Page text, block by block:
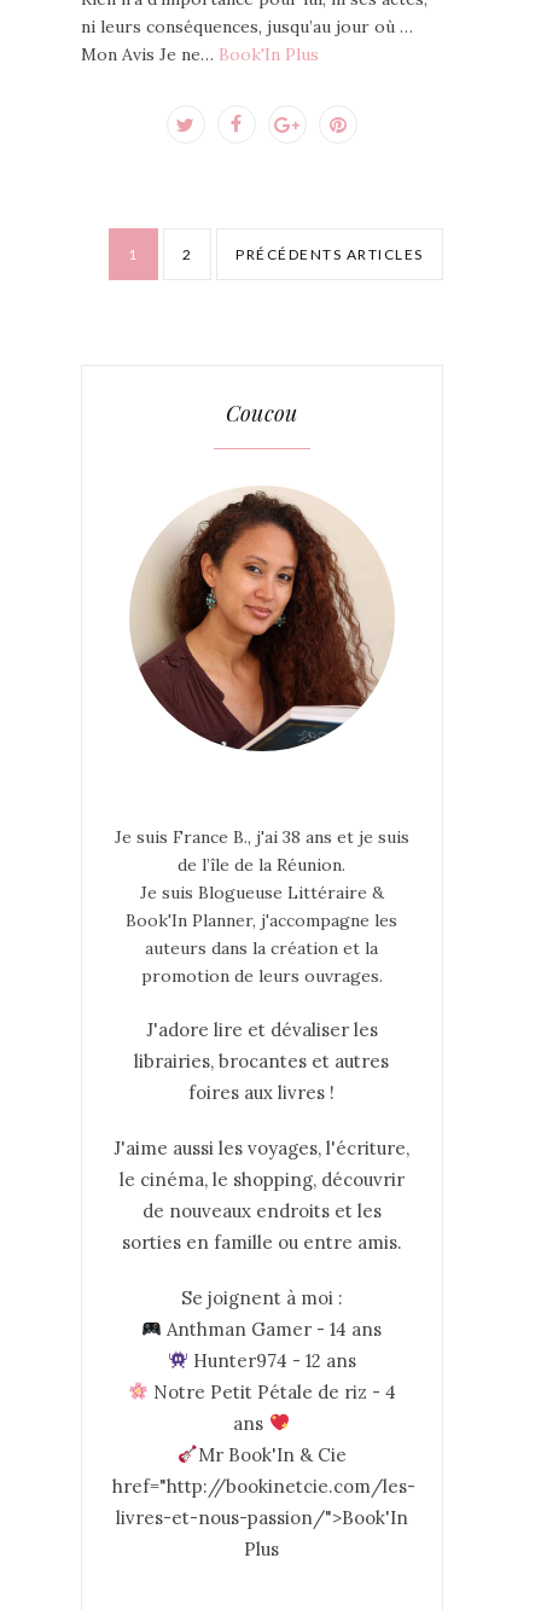
ni leurs conséquences, jusqu’au jour où …
Mon Avis Je ne… Book'In Plus
1 2 PRÉCÉDENTS ARTICLES
Coucou
Je suis France B., j'ai 38 ans et je suis
de l’île de la Réunion.
Je suis Blogueuse Littéraire &
Book'In Planner, j'accompagne les
auteurs dans la création et la
promotion de leurs ouvrages.
J'adore lire et dévaliser les
librairies, brocantes et autres
foires aux livres !
J'aime aussi les voyages, l'écriture,
le cinéma, le shopping, découvrir
de nouveaux endroits et les
sorties en famille ou entre amis.
Se joignent à moi :
Anthman Gamer - 14 ans
Hunter974 - 12 ans
Notre Petit Pétale de riz - 4
ans
Mr Book'In & Cie
href="http://bookinetcie.com/les-
livres-et-nous-passion/">Book'In
Plus